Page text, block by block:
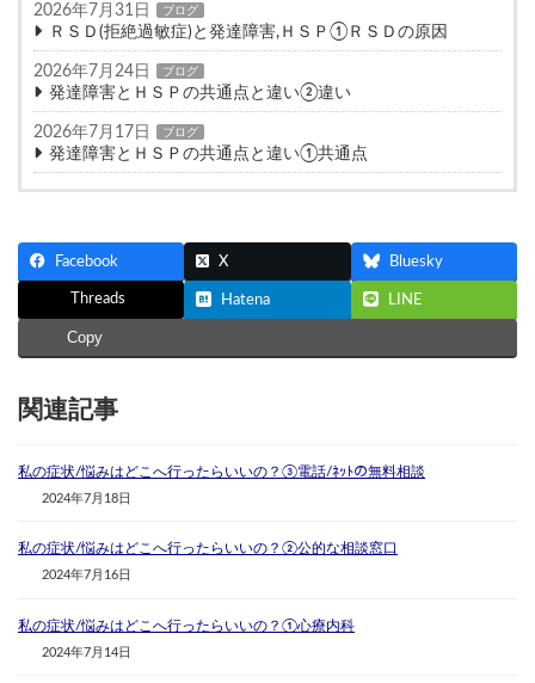
2026年7月31日 ブログ
ＲＳＤ(拒絶過敏症)と発達障害,ＨＳＰ①ＲＳＤの原因
2026年7月24日 ブログ
発達障害とＨＳＰの共通点と違い②違い
2026年7月17日 ブログ
発達障害とＨＳＰの共通点と違い①共通点
Facebook X Bluesky
Threads Hatena LINE
Copy
関連記事
私の症状/悩みはどこへ行ったらいいの？③電話/ﾈｯﾄの無料相談
2024年7月18日
私の症状/悩みはどこへ行ったらいいの？②公的な相談窓口
2024年7月16日
私の症状/悩みはどこへ行ったらいいの？①心療内科
2024年7月14日